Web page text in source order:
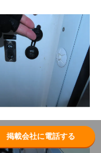
掲載会社に電話する